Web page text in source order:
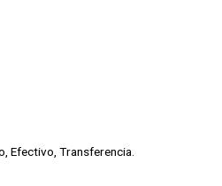
Efectivo, Transferencia.